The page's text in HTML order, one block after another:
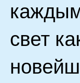
свет